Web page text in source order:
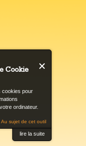
Cookie
cookies pour
ordinateur.
Au sujet de cet outil
lire la suite